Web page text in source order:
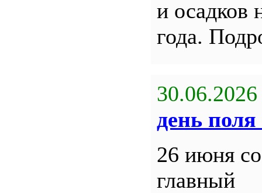
и осадков
года.
30.06.2026
день поля
26 июня
главный